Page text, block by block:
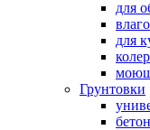
для
для
Грунтовки